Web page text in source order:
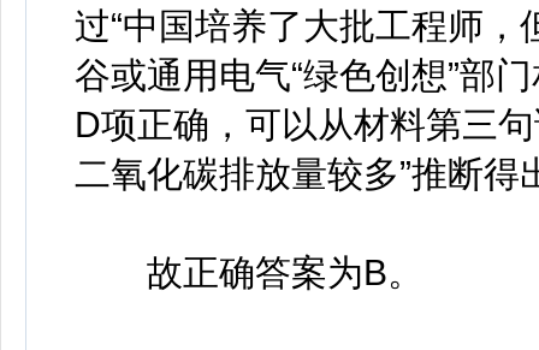
过“中国培养了大批工程师
谷或通用电气“绿色创想”部
D项正确，可以从材料第三
二氧化碳排放量较多”推断得
故正确答案为B。